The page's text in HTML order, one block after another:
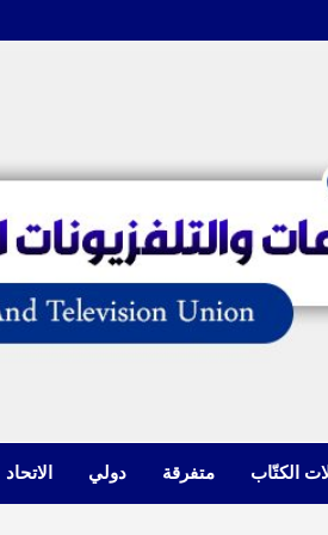
الكتّاب متفرقة دولي الاتحاد